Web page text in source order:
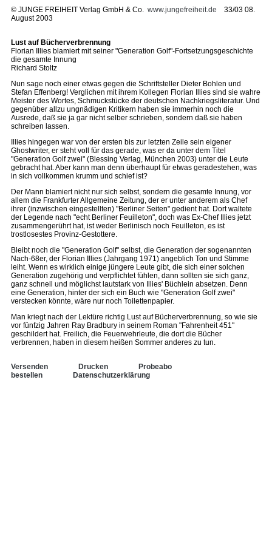
© JUNGE FREIHEIT Verlag GmbH & Co. www.jungefreiheit.de 33/03 08.
August 2003
Lust auf Bücherverbrennung
Florian Illies blamiert mit seiner "Generation Golf"-Fortsetzungsgeschichte
die gesamte Innung
Richard Stoltz
Nun sage noch einer etwas gegen die Schriftsteller Dieter Bohlen und
Stefan Effenberg! Verglichen mit ihrem Kollegen Florian Illies sind sie wahre
Meister des Wortes, Schmuckstücke der deutschen Nachkriegsliteratur. Und
gegenüber allzu ungnädigen Kritikern haben sie immerhin noch die
Ausrede, daß sie ja gar nicht selber schrieben, sondern daß sie haben
schreiben lassen.
Illies hingegen war von der ersten bis zur letzten Zeile sein eigener
Ghostwriter, er steht voll für das gerade, was er da unter dem Titel
"Generation Golf zwei" (Blessing Verlag, München 2003) unter die Leute
gebracht hat. Aber kann man denn überhaupt für etwas geradestehen, was
in sich vollkommen krumm und schief ist?
Der Mann blamiert nicht nur sich selbst, sondern die gesamte Innung, vor
allem die Frankfurter Allgemeine Zeitung, der er unter anderem als Chef
ihrer (inzwischen eingestellten) "Berliner Seiten" gedient hat. Dort waltete
der Legende nach "echt Berliner Feuilleton", doch was Ex-Chef Illies jetzt
zusammengerührt hat, ist weder Berlinisch noch Feuilleton, es ist
trostlosestes Provinz-Gestottere.
Bleibt noch die "Generation Golf" selbst, die Generation der sogenannten
Nach-68er, der Florian Illies (Jahrgang 1971) angeblich Ton und Stimme
leiht. Wenn es wirklich einige jüngere Leute gibt, die sich einer solchen
Generation zugehörig und verpflichtet fühlen, dann sollten sie sich ganz,
ganz schnell und möglichst lautstark von Illies' Büchlein absetzen. Denn
eine Generation, hinter der sich ein Buch wie "Generation Golf zwei"
verstecken könnte, wäre nur noch Toilettenpapier.
Man kriegt nach der Lektüre richtig Lust auf Bücherverbrennung, so wie sie
vor fünfzig Jahren Ray Bradbury in seinem Roman "Fahrenheit 451"
geschildert hat. Freilich, die Feuerwehrleute, die dort die Bücher
verbrennen, haben in diesem heißen Sommer anderes zu tun.
Versenden Drucken
Probeabo
bestellen
Datenschutzerklärung